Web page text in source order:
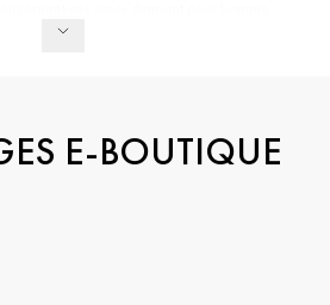
E-BOUTIQUE